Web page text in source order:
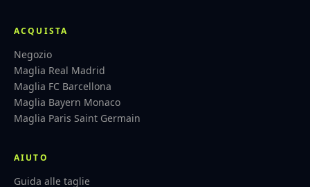
ACQUISTA
Negozio
Maglia Real Madrid
Maglia FC Barcellona
Maglia Bayern Monaco
Maglia Paris Saint Germain
AIUTO
Guida alle taglie